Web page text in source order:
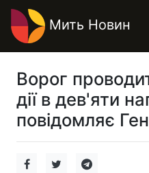
Мить Новин
Ворог
дії в дев'яти
повідомляє